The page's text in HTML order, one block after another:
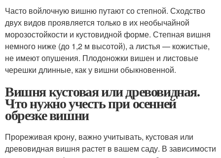
Часто войлочную вишню путают со степной. Сходство
двух видов проявляется только в их необычайной
морозостойкости и кустовидной форме. Степная вишня
немного ниже (до 1,2 м высотой), а листья — кожистые,
не имеют опушения. Плодоножки вишен и листовые
черешки длинные, как у вишни обыкновенной.
Вишня кустовая или древовидная.
Что нужно учесть при осенней
обрезке вишни
Прореживая крону, важно учитывать, кустовая или
древовидная вишня растет в вашем саду. В зависимости